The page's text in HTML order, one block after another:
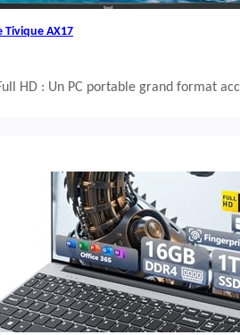
Tivique AX17
HD : Un PC portable grand format